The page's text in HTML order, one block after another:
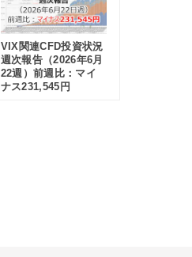
VIX関連CFD投資状況
週次報告（2026年6月
22週）前週比：マイ
ナス231,545円